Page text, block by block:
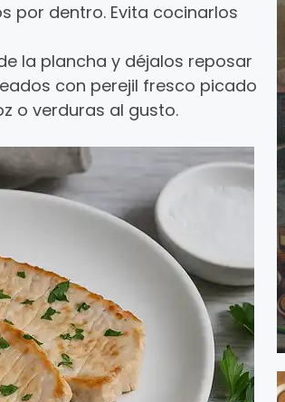
por dentro. Evita cocinarlos
la plancha y déjalos reposar
con perejil fresco picado
o verduras al gusto.